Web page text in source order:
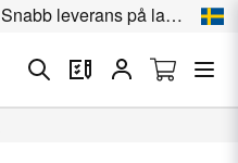
Snabb leverans på lagervara